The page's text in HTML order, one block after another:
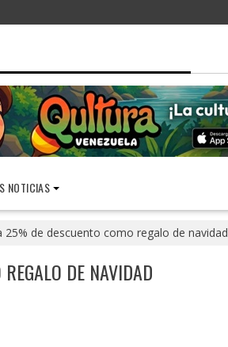
NOTICIAS
25% de descuento como regalo de navidad
DE NAVIDAD